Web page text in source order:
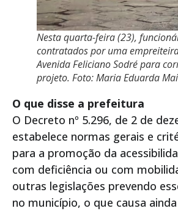
Nesta quarta-feira (23),
contratados por uma
Avenida Feliciano Sodré para
projeto. Foto: Maria Eduarda
O que disse a prefeitura
O Decreto nº 5.296, de 2 de
estabelece normas gerais e
para a promoção da
com deficiência ou com
outras legislações prevendo
no município, o que causa